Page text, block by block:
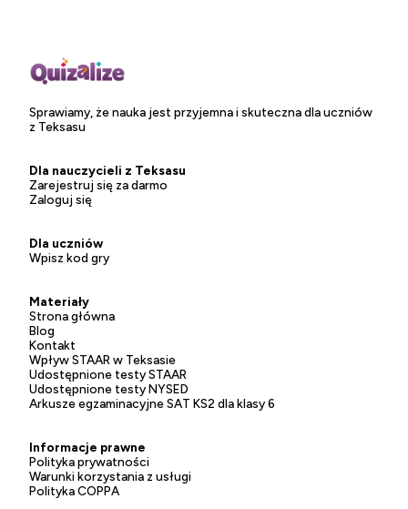
Sprawiamy, że nauka jest przyjemna i skuteczna dla uczniów
z Teksasu
Dla nauczycieli z Teksasu
Zarejestruj się za darmo
Zaloguj się
Dla uczniów
Wpisz kod gry
Materiały
Strona główna
Blog
Kontakt
Wpływ STAAR w Teksasie
Udostępnione testy STAAR
Udostępnione testy NYSED
Arkusze egzaminacyjne SAT KS2 dla klasy 6
Informacje prawne
Polityka prywatności
Warunki korzystania z usługi
Polityka COPPA